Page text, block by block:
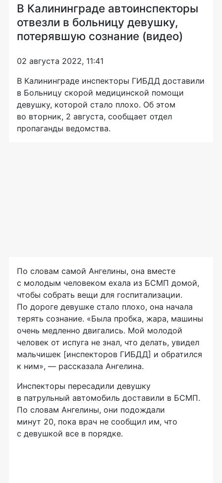
В Калининграде автоинспекторы
отвезли в больницу девушку,
потерявшую сознание (видео)
02 августа 2022, 11:41
В Калининграде инспекторы ГИБДД доставили
в Больницу скорой медицинской помощи
девушку, которой стало плохо. Об этом
во вторник, 2 августа, сообщает отдел
пропаганды ведомства.
По словам самой Ангелины, она вместе
с молодым человеком ехала из БСМП домой,
чтобы собрать вещи для госпитализации.
По дороге девушке стало плохо, она начала
терять сознание. «Была пробка, жара, машины
очень медленно двигались. Мой молодой
человек от испуга не знал, что делать, увидел
мальчишек [инспекторов ГИБДД] и обратился
к ним», — рассказала Ангелина.
Инспекторы пересадили девушку
в патрульный автомобиль доставили в БСМП.
По словам Ангелины, они подождали
минут 20, пока врач не сообщил им, что
с девушкой все в порядке.